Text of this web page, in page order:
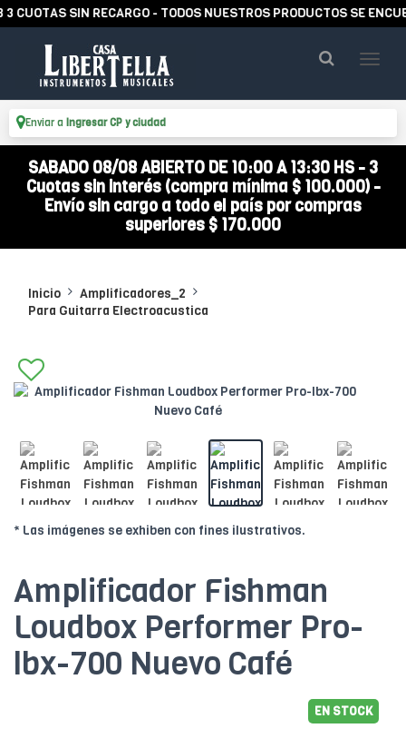
SIN RECARGO - TODOS NUESTROS PRODUCTOS SE
Enviar a Ingresar CP y ciudad
SABADO 08/08 ABIERTO DE 10:00 A 13:30 HS - 3
Cuotas sin interés (compra mínima $ 100.000) -
Envío sin cargo a todo el país por compras
superiores $ 170.000
Inicio
Amplificadores_2
Para Guitarra Electroacustica
* Las imágenes se exhiben con fines ilustrativos.
Amplificador Fishman
Loudbox Performer Pro-
lbx-700 Nuevo Café
EN STOCK